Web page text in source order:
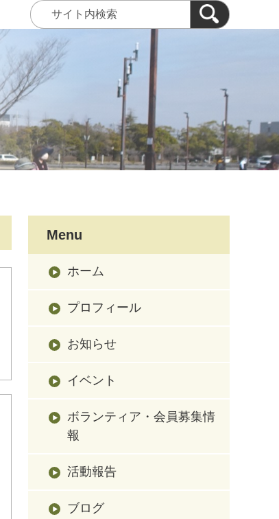
Menu
ホーム
プロフィール
お知らせ
イベント
ボランティア・会員募集情
報
活動報告
ブログ